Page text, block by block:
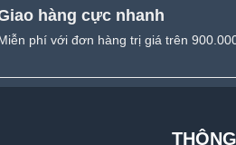
hàng cực nhanh
phí với đơn hàng trị giá trên